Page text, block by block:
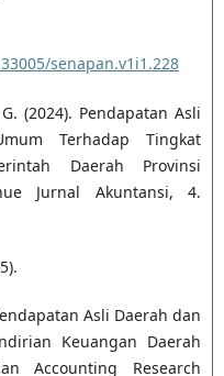
senapan.v1i1.228
(2024). Pendapatan Asli
Terhadap Tingkat
Daerah Provinsi
Jurnal Akuntansi, 4.
Asli Daerah dan
Keuangan Daerah
Accounting Research